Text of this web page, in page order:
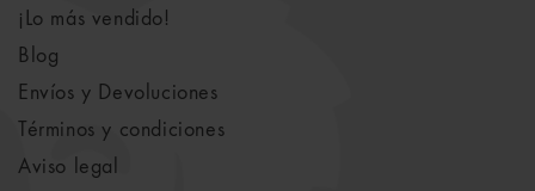
¡Lo más vendido!
Blog
Envíos y Devoluciones
Términos y condiciones
Aviso legal